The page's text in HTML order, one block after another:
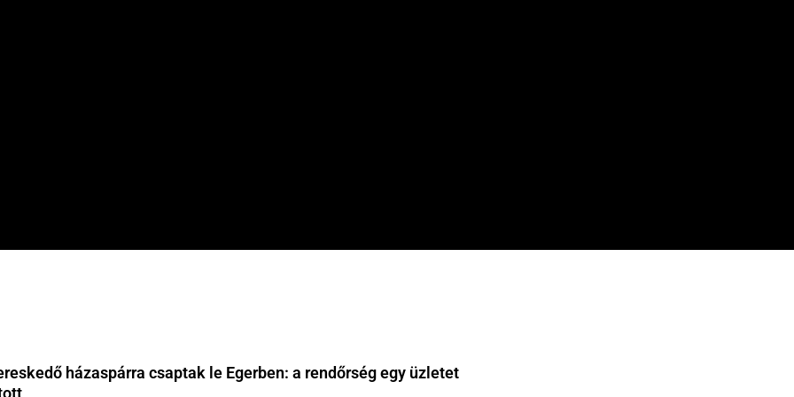
házaspárra csaptak le Egerben: a rendőrség egy üzletet